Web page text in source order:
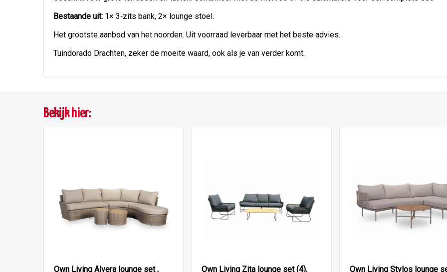
Bestaande uit: 1× 3‑zits bank, 2× lounge stoel.
Het grootste aanbod van het noorden. Uit voorraad leverbaar met het beste advies.
Tuindorado Drachten, zeker de moeite waard, ook als je van verder komt.
Bekijk hier:
Own Living Alvera lounge set ,
Own Living Zita lounge set (4),
Own Living Stylos lounge